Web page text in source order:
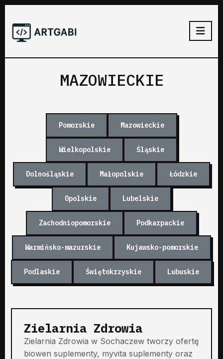
MAZOWIECKIE
Pomorskie Mazowieckie
Wielkopolskie Śląskie
Dolnośląskie Małopolskie Łódzkie
Opolskie Lubelskie
Zachodniopomorskie Podkarpackie
Warmińsko-mazurskie Kujawsko-pomorskie
Podlaskie Świętokrzyskie Lubuskie
Zielarnia Zdrowia
Zielarnia Zdrowia w Sochaczew tworzy ofertę
biowen suplementy, myvita suplementy oraz